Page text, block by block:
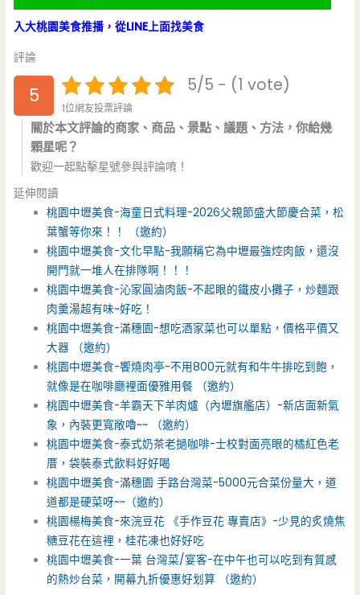
入大桃園美食推播，從LINE上面找美食
評論
5 5/5 - (1 vote)
1位網友投票評論
關於本文評論的商家、商品、景點、議題、方法，你給幾
顆星呢？
歡迎一起點擊星號參與評論唷！
延伸閱讀
桃園中壢美食-海童日式料理-2026父親節盛大節慶合菜，松
葉蟹等你來！！ （邀約）
桃園中壢美食-文化早點-我願稱它為中壢最強焢肉飯，還沒
開門就一堆人在排隊啊！！！
桃園中壢美食-沁家圓滷肉飯-不起眼的鐵皮小攤子，炒麵跟
肉羹湯超有味~好吃！
桃園中壢美食-滿穗園-想吃酒家菜也可以單點，價格平價又
大器 （邀約）
桃園中壢美食-饗燒肉亭-不用800元就有和牛牛排吃到飽，
就像是在咖啡廳裡面優雅用餐 （邀約）
桃園中壢美食-羊霸天下羊肉爐（內壢旗艦店）-新店面新氣
象，內裝更寬敞嚕~~ （邀約）
桃園中壢美食-泰式奶茶老撾咖啡-士校對面亮眼的橘紅色老
厝，袋裝泰式飲料好好喝
桃園中壢美食-滿穗園 手路台灣菜-5000元合菜份量大，道
道都是硬菜呀~~（邀約）
桃園楊梅美食-來浣豆花 《手作豆花 專賣店》-少見的炙燒焦
糖豆花在這裡，桂花凍也好好吃
桃園中壢美食-一葉 台灣菜/宴客-在中午也可以吃到有質感
的熱炒台菜，開幕九折優惠好划算 （邀約）